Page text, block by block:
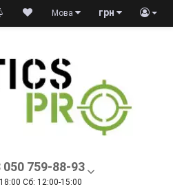
грн
Мова
050 759-88-93
Сб: 12:00-15:00